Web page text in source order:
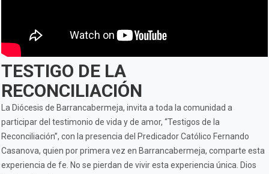
TESTIGO DE LA
RECONCILIACIÓN
La Diócesis de Barrancabermeja, invita a toda la comunidad a
participar del testimonio de vida y de amor, “Testigos de la
Reconciliación”, con la presencia del Predicador Católico Fernando
Casanova, quien por primera vez en Barrancabermeja, comparte esta
experiencia de fe. No se pierdan de vivir esta experiencia única. Dios